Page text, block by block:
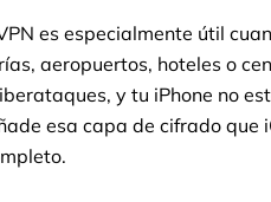
es especialmente útil
aeropuertos, hoteles o
y tu iPhone no
esa capa de cifrado que